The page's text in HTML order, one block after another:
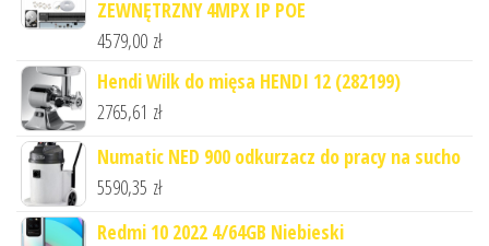
ZEWNĘTRZNY 4MPX IP POE
4579,00 zł
Hendi Wilk do mięsa HENDI 12 (282199)
2765,61 zł
Numatic NED 900 odkurzacz do pracy na sucho
5590,35 zł
Redmi 10 2022 4/64GB Niebieski